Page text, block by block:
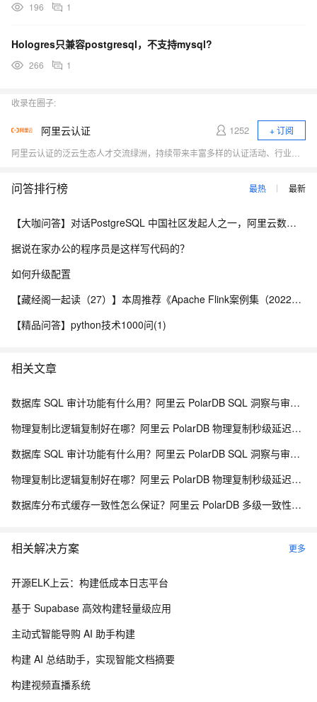
196 1
Hologres只兼容postgresql，不支持mysql?
266 1
收录在圈子:
阿里云认证 1252
+ 订阅
问答排行榜 最热 最新
【大咖问答】对话PostgreSQL 中国社区发起人之一，阿里云数据库高级专家 德哥
据说在家办公的程序员是这样写代码的？
如何升级配置
【藏经阁一起读（27）】本周推荐《Apache Flink案例集（2022版）》，你有哪些心得？
【精品问答】python技术1000问(1)
相关文章
数据库 SQL 审计功能有什么用？阿里云 PolarDB SQL 洞察与审计解析
物理复制比逻辑复制好在哪？阿里云 PolarDB 物理复制秒级延迟解析
数据库 SQL 审计功能有什么用？阿里云 PolarDB SQL 洞察与审计解析
物理复制比逻辑复制好在哪？阿里云 PolarDB 物理复制秒级延迟解析
数据库分布式缓存一致性怎么保证？阿里云 PolarDB 多级一致性架构解析
相关解决方案 更多
开源ELK上云：构建低成本日志平台
基于 Supabase 高效构建轻量级应用
主动式智能导购 AI 助手构建
构建 AI 总结助手，实现智能文档摘要
构建视频直播系统